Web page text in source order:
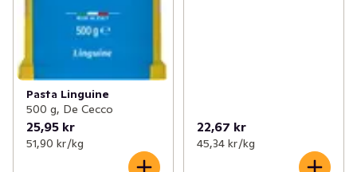
Pasta Linguine
500 g, De Cecco
25,95 kr
51,90 kr /kg
22,67 kr
45,34 kr /kg